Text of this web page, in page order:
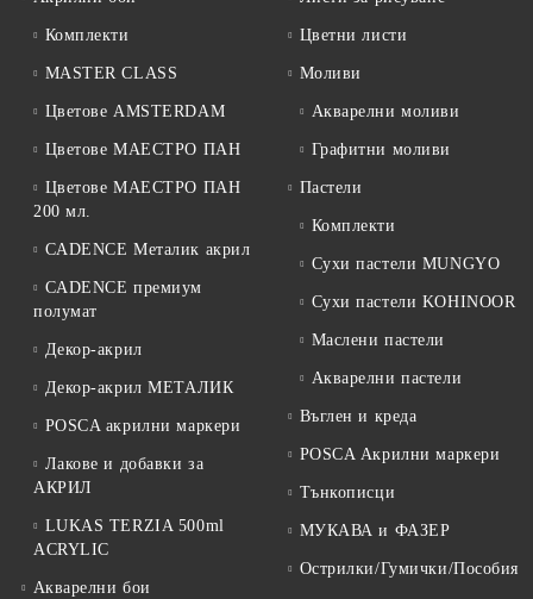
Комплекти
MASTER CLASS
Цветове AMSTERDAM
Цветове МАЕСТРО ПАН
Цветове МАЕСТРО ПАН
200 мл.
CADENCE Металик акрил
CADENCE премиум
полумат
Декор-акрил
Декор-акрил МЕТАЛИК
POSCA акрилни маркери
Лакове и добавки за
АКРИЛ
LUKAS TERZIA 500ml
ACRYLIC
Акварелни бои
Цветни листи
Моливи
Акварелни моливи
Графитни моливи
Пастели
Комплекти
Сухи пастели MUNGYO
Сухи пастели KOHINOOR
Маслени пастели
Акварелни пастели
Въглен и креда
POSCA Акрилни маркери
Тънкописци
МУКАВА и ФАЗЕР
Острилки/Гумички/Пособия